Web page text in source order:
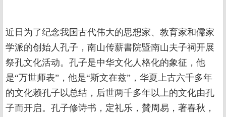
近日为了纪念我国古代伟大的思想家、教育家和儒家
学派的创始人孔子，南山传薪書院暨南山夫子祠开展
祭孔文化活动。孔子是中华文化人格化的象征，他
是“万世师表”，他是“斯文在兹”，华夏上古六千多年
的文化赖孔子以总结，后世两千多年以上的文化由孔
子而开启。孔子修诗书，定礼乐，贊周易，著春秋，